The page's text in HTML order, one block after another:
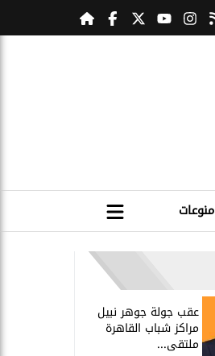
منوعات
عقب جولة جوهر نبيل
مراكز شباب القاهرة
ملتقى...